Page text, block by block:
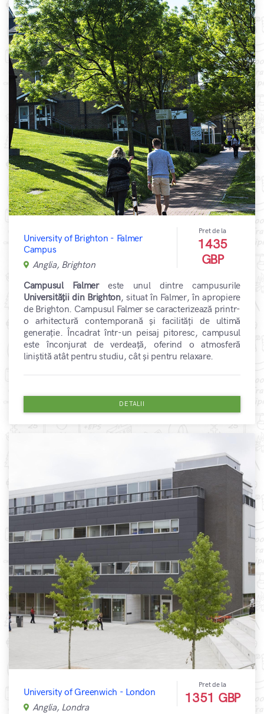
University of Brighton - Falmer
Campus
Anglia, Brighton
Pret de la
1435
GBP
Campusul Falmereste unul dintre campusurile
Universității din Brighton, situat în Falmer, în apropiere
de Brighton. Campusul Falmer se caracterizează printr-
o arhitectură contemporană și facilități de ultimă
generație. Încadrat într-un peisaj pitoresc, campusul
este înconjurat de verdeață, oferind o atmosferă
liniștită atât pentru studiu, cât și pentru relaxare.
DETALII
University of Greenwich - London
Anglia, Londra
Pret de la
1351 GBP